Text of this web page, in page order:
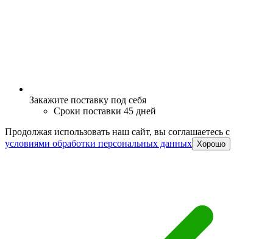
Закажите поставку под себя
Сроки поставки 45 дней
Продолжая использовать наш сайт, вы соглашаетесь c
условиями обработки персональных данных Хорошо